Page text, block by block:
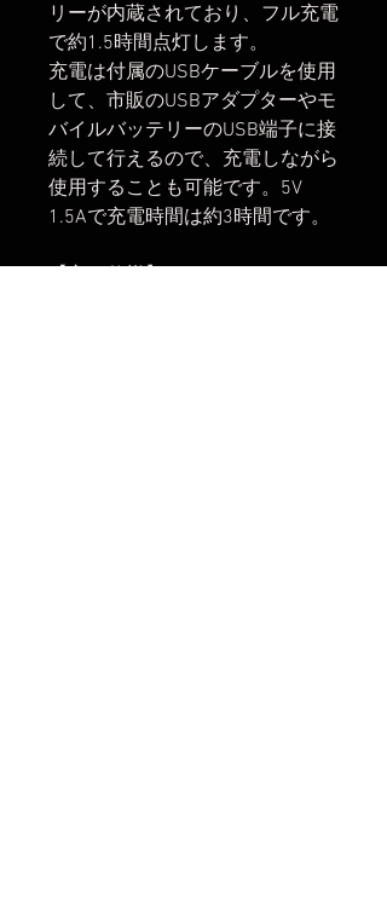
リーが内蔵されており、フル充電
で約1.5時間点灯します。
充電は付属のUSBケーブルを使用
して、市販のUSBアダプターやモ
バイルバッテリーのUSB端子に接
続して行えるので、充電しながら
使用することも可能です。5V
1.5Aで充電時間は約3時間です。